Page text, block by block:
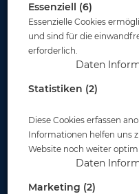
Essenziell (6)
Essenzielle Cookies
und sind für die
erforderlich.
Daten
Statistiken (2)
Diese Cookies erfassen
Informationen helfen uns
Website noch weiter
Daten
Marketing (2)